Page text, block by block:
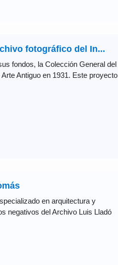
fotográfico del In...
fondos, la Colección General del
Antiguo en 1931. Este proyecto
en arquitectura y
negativos del Archivo Luis Lladó